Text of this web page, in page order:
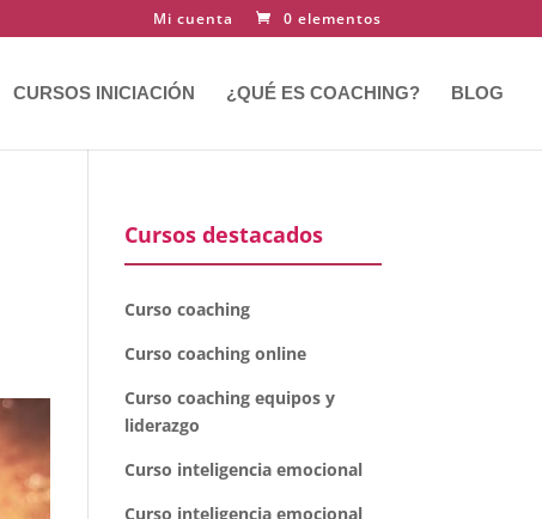
Mi cuenta 0 elementos
CURSOS INICIACIÓN ¿QUÉ ES COACHING? BLOG
Cursos destacados
Curso coaching
Curso coaching online
Curso coaching equipos y
liderazgo
Curso inteligencia emocional
Curso inteligencia emocional